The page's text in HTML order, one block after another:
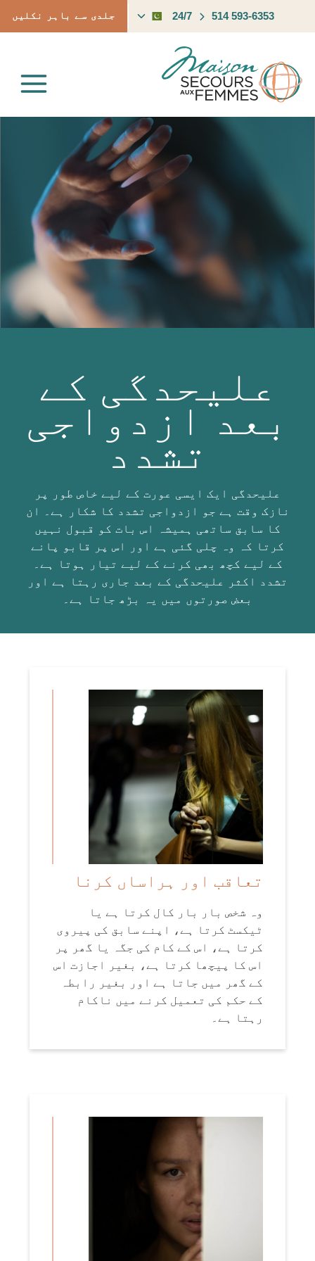
24/7 514 593-6353
Toggle
child
جلدی سے باہر نکلیں
علیحدگی کے
بعد ازدواجی
تشدد
علیحدگی ایک ایسی عورت کے لیے خاص طور پر
نازک وقت ہے جو ازدواجی تشدد کا شکار ہے۔ ان
کا سابق ساتھی ہمیشہ اس بات کو قبول نہیں
کرتا کہ وہ چلی گئی ہے اور اس پر قابو پانے
کے لیے کچھ بھی کرنے کے لیے تیار ہوتا ہے۔
تشدد اکثر علیحدگی کے بعد جاری رہتا ہے اور
بعض صورتوں میں یہ بڑھ جاتا ہے۔
تعاقب اور ہراساں کرنا
وہ شخص بار بار کال کرتا ہے یا
ٹیکسٹ کرتا ہے، اپنے سابق کی پیروی
کرتا ہے، اس کے کام کی جگہ یا گھر پر
اس کا پیچھا کرتا ہے، بغیر اجازت اس
کے گھر میں جاتا ہے اور بغیر رابطہ
کے حکم کی تعمیل کرنے میں ناکام
رہتا ہے۔